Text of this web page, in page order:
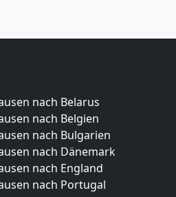
nach Belarus
nach Belgien
nach Bulgarien
nach Dänemark
nach England
nach Portugal